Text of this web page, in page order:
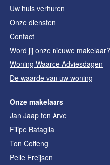
Uw huis verhuren
Onze diensten
Contact
Word jij onze nieuwe makelaar?
Woning Waarde Adviesdagen
De waarde van uw woning
Onze makelaars
Jan Jaap ten Arve
Filipe Bataglia
Ton Coffeng
Pelle Freijsen